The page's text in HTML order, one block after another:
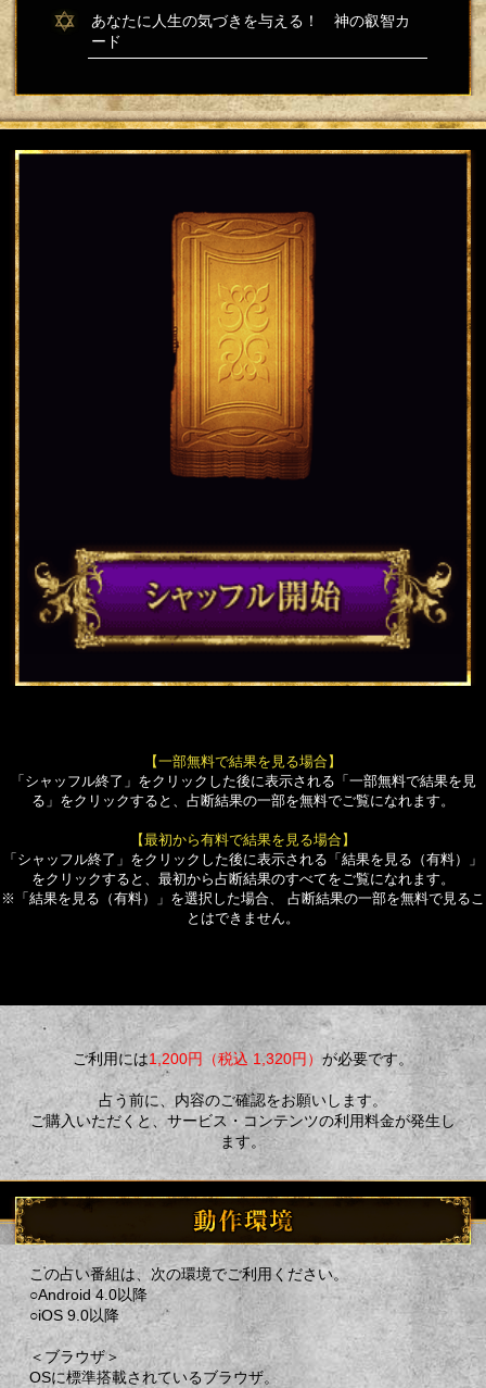
あなたに人生の気づきを与える！ 神の叡智カ
ード
【一部無料で結果を見る場合】
「シャッフル終了」をクリックした後に表示される「一部無料で結果を見
る」をクリックすると、占断結果の一部を無料でご覧になれます。
【最初から有料で結果を見る場合】
「シャッフル終了」をクリックした後に表示される「結果を見る（有料）」
をクリックすると、最初から占断結果のすべてをご覧になれます。
※「結果を見る（有料）」を選択した場合、 占断結果の一部を無料で見るこ
とはできません。
ご利用には1,200円（税込 1,320円）が必要です。
占う前に、内容のご確認をお願いします。
ご購入いただくと、サービス・コンテンツの利用料金が発生し
ます。
この占い番組は、次の環境でご利用ください。
○Android 4.0以降
○iOS 9.0以降
＜ブラウザ＞
OSに標準搭載されているブラウザ。